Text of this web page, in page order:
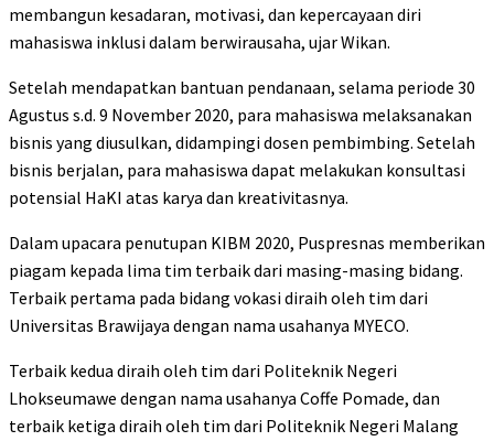
membangun kesadaran, motivasi, dan kepercayaan diri
mahasiswa inklusi dalam berwirausaha, ujar Wikan.
Setelah mendapatkan bantuan pendanaan, selama periode 30
Agustus s.d. 9 November 2020, para mahasiswa melaksanakan
bisnis yang diusulkan, didampingi dosen pembimbing. Setelah
bisnis berjalan, para mahasiswa dapat melakukan konsultasi
potensial HaKI atas karya dan kreativitasnya.
Dalam upacara penutupan KIBM 2020, Puspresnas memberikan
piagam kepada lima tim terbaik dari masing-masing bidang.
Terbaik pertama pada bidang vokasi diraih oleh tim dari
Universitas Brawijaya dengan nama usahanya MYECO.
Terbaik kedua diraih oleh tim dari Politeknik Negeri
Lhokseumawe dengan nama usahanya Coffe Pomade, dan
terbaik ketiga diraih oleh tim dari Politeknik Negeri Malang